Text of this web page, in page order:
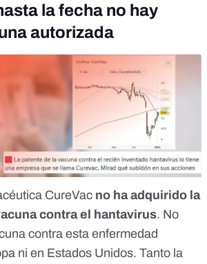
la fecha no hay
autorizada
CureVac no ha adquirido la
contra el hantavirus. No
contra esta enfermedad
ni en Estados Unidos. Tanto la